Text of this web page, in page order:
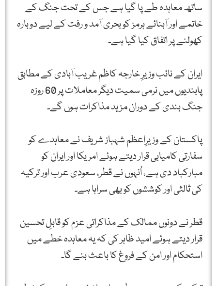
ساتھ معاہدہ طے پا گیا ہے جس کے تحت جنگ کے
خاتمے اور آبنائے ہرمز کو بحری آمد و رفت کے لیے دوبارہ
کھولنے پر اتفاق کیا گیا ہے۔
ایران کے نائب وزیرِ خارجہ کاظم غریب آبادی کے مطابق
پابندیوں میں نرمی سمیت دیگر معاملات پر 60 روزہ
جنگ بندی کے دوران مزید مذاکرات ہوں گے۔
پاکستان کے وزیرِاعظم شہباز شریف نے معاہدے کو
سفارتی کامیابی قرار دیتے ہوئے امریکا اور ایران کو
مبارکباد دی ہے، اُنہوں نے قطر، سعودی عرب اور ترکیہ
کی ثالثی اور کوششوں کو بھی سراہا ہے۔
قطر نے دونوں ممالک کے مذاکراتی عزم کو قابلِ تحسین
قرار دیتے ہوئے امید ظاہر کی کہ یہ معاہدہ خطے میں
استحکام اور امن کے فروغ کا باعث بنے گا۔